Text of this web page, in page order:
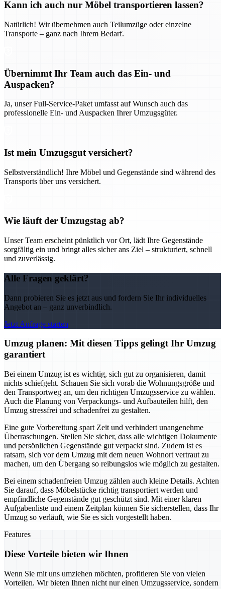
Kann ich auch nur Möbel transportieren lassen?
Natürlich! Wir übernehmen auch Teilumzüge oder einzelne
Transporte – ganz nach Ihrem Bedarf.
Übernimmt Ihr Team auch das Ein- und
Auspacken?
Ja, unser Full-Service-Paket umfasst auf Wunsch auch das
professionelle Ein- und Auspacken Ihrer Umzugsgüter.
Ist mein Umzugsgut versichert?
Selbstverständlich! Ihre Möbel und Gegenstände sind während des
Transports über uns versichert.
Wie läuft der Umzugstag ab?
Unser Team erscheint pünktlich vor Ort, lädt Ihre Gegenstände
sorgfältig ein und bringt alles sicher ans Ziel – strukturiert, schnell
und zuverlässig.
Alle Fragen geklärt?
Dann probieren Sie es jetzt aus und fordern Sie Ihr individuelles
Angebot an – ganz unverbindlich.
Jetzt Anfrage starten
Umzug planen: Mit diesen Tipps gelingt Ihr Umzug
garantiert
Bei einem Umzug ist es wichtig, sich gut zu organisieren, damit
nichts schiefgeht. Schauen Sie sich vorab die Wohnungsgröße und
den Transportweg an, um den richtigen Umzugsservice zu wählen.
Auch die Planung von Verpackungs- und Aufbauteilen hilft, den
Umzug stressfrei und schadenfrei zu gestalten.
Eine gute Vorbereitung spart Zeit und verhindert unangenehme
Überraschungen. Stellen Sie sicher, dass alle wichtigen Dokumente
und persönlichen Gegenstände gut verpackt sind. Zudem ist es
ratsam, sich vor dem Umzug mit dem neuen Wohnort vertraut zu
machen, um den Übergang so reibungslos wie möglich zu gestalten.
Bei einem schadenfreien Umzug zählen auch kleine Details. Achten
Sie darauf, dass Möbelstücke richtig transportiert werden und
empfindliche Gegenstände gut geschützt sind. Mit einer klaren
Aufgabenliste und einem Zeitplan können Sie sicherstellen, dass Ihr
Umzug so verläuft, wie Sie es sich vorgestellt haben.
Features
Diese Vorteile bieten wir Ihnen
Wenn Sie mit uns umziehen möchten, profitieren Sie von vielen
Vorteilen. Wir bieten Ihnen nicht nur einen Umzugsservice, sondern